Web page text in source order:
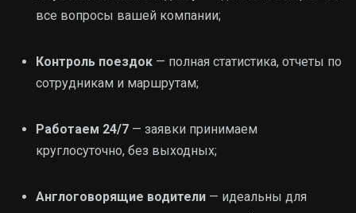
все вопросы вашей компании;
Контроль поездок — полная статистика, отчеты по
сотрудникам и маршрутам;
Работаем 24/7 — заявки принимаем
круглосуточно, без выходных;
Англоговорящие водители — идеальны для